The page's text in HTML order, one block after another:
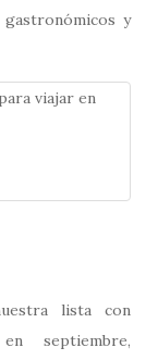
y
lista con
septiembre,